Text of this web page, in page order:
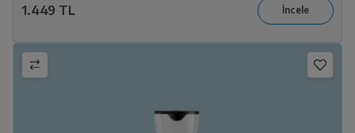
1.449 TL